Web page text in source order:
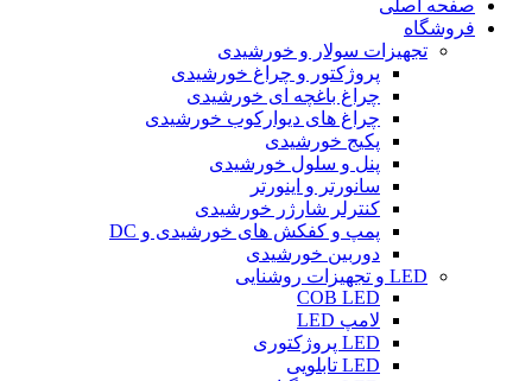
صفحه اصلی
فروشگاه
تجهیزات سولار و خورشیدی
پروژکتور و چراغ خورشیدی
چراغ باغچه ای خورشیدی
چراغ های دیوارکوب خورشیدی
پکیج خورشیدی
پنل و سلول خورشیدی
سانورتر و اینورتر
کنترلر شارژر خورشیدی
پمپ و کفکش های خورشیدی و DC
دوربین خورشیدی
LED و تجهیزات روشنایی
COB LED
لامپ LED
LED پروژکتوری
LED تابلویی